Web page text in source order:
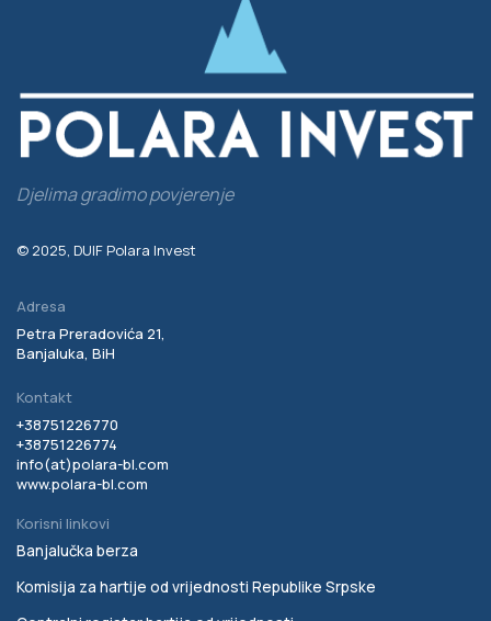
Djelima gradimo povjerenje
© 2025, DUIF Polara Invest
Adresa
Petra Preradovića 21,
Banjaluka, BiH
Kontakt
+38751226770
+38751226774
info(at)polara-bl.com
www.polara-bl.com
Korisni linkovi
Banjalučka berza
Komisija za hartije od vrijednosti Republike Srpske